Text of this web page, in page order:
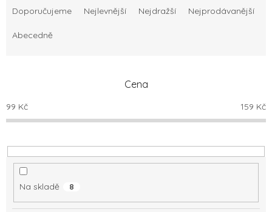
o
d
k
t
Doporučujeme Nejlevnější Nejdražší Nejprodávanější
Abecedně
Cena
99 Kč 159 Kč
Na skladě 8